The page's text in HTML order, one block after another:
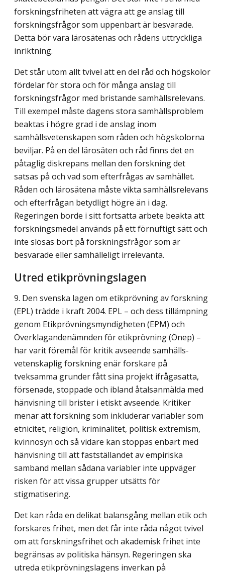
forsknings­friheten att vägra att ge anslag till
forskningsfrågor som uppenbart är besvarade.
Detta bör vara lärosätenas och rådens uttryckliga
inriktning.
Det står utom allt tvivel att en del råd och högskolor
fördelar för stora och för många anslag till
forskningsfrågor med bristande samhällsrelevans.
Till exempel måste dagens stora samhällsproblem
beaktas i högre grad i de anslag inom
samhällsvetenskapen som råden och högskolorna
beviljar. På en del lärosäten och råd finns det en
påtaglig diskrepans mellan den forskning det
satsas på och vad som efterfrågas av samhället.
Råden och lärosätena måste vikta samhällsrelevans
och efterfrågan betydligt högre än i dag.
Regeringen borde i sitt fortsatta arbete beakta att
forskningsmedel används på ett förnuftigt sätt och
inte slösas bort på forskningsfrågor som är
besvarade eller samhälleligt irrelevanta.
Utred etikprövningslagen
9. Den svenska lagen om etikprövning av forskning
(EPL) trädde i kraft 2004. EPL – och dess tillämpning
genom Etikprövningsmyndigheten (EPM) och
Överklagande­nämnden för etikprövning (Önep) –
har varit föremål för kritik avseende samhälls­
vetenskaplig forskning enär forskare på
tveksamma grunder fått sina projekt ifrågasatta,
försenade, stoppade och ibland åtalsanmälda med
hänvisning till brister i etiskt avseende. Kritiker
menar att forskning som inkluderar variabler som
etnicitet, religion, kriminalitet, politisk extremism,
kvinnosyn och så vidare kan stoppas enbart med
hänvisning till att fastställandet av empiriska
samband mellan sådana variabler inte uppväger
risken för att vissa grupper utsätts för
stigmatisering.
Det kan råda en delikat balansgång mellan etik och
forskares frihet, men det får inte råda något tvivel
om att forskningsfrihet och akademisk frihet inte
begränsas av politiska hänsyn. Regeringen ska
utreda etikprövningslagens inverkan på